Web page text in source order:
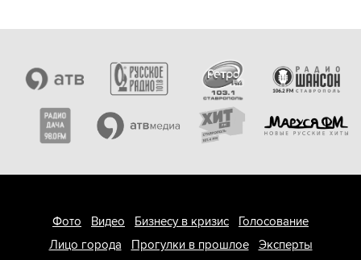
Фото Видео Бизнесу в кризис
Голосование
Лицо города
Прогулки в прошлое
Эксперты